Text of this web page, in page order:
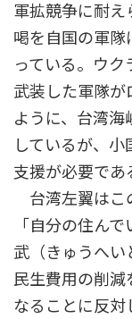
軍拡競争に耐え
喝を自国の軍隊
っている。ウ
武装した軍隊が
ように、台湾海
しているが、
支援が必要であ
台湾左翼はこ
「自分の住ん
武（きゅうへい
民生費用の削
なることに反対